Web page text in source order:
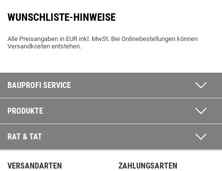
WUNSCHLISTE-HINWEISE
Alle Preisangaben in EUR inkl. MwSt. Bei Onlinebestellungen können
Versandkosten entstehen.
BAUPROFI SERVICE
PRODUKTE
RAT & TAT
VERSANDARTEN ZAHLUNGSARTEN